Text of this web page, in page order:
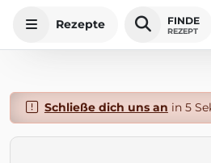
Rezepte FINDE
REZEPT
Schließe dich uns an in 5